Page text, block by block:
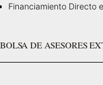
Financiamiento Directo
BOLSA DE ASESORES